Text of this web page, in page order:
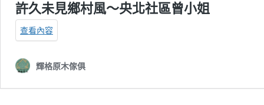
許久未見鄉村風～央北社區曾小姐
查看內容
輝格原木傢俱